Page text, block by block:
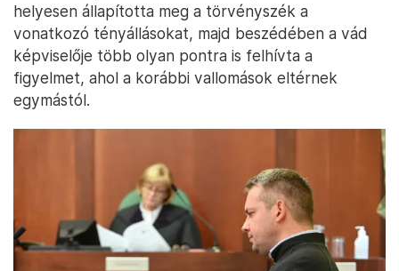
helyesen állapította meg a törvényszék a
vonatkozó tényállásokat, majd beszédében a vád
képviselője több olyan pontra is felhívta a
figyelmet, ahol a korábbi vallomások eltérnek
egymástól.